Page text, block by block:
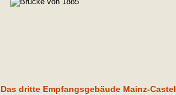
Das dritte Empfangsgebäude Mainz-Castel